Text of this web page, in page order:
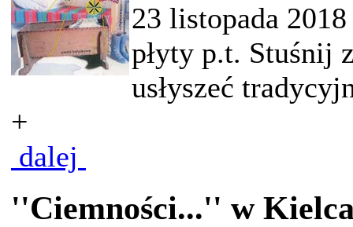
23 listopada
płyty p.t. Stuśnij
usłyszeć
+
dalej
''Ciemności...'' w